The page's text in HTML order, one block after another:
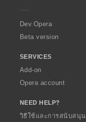
a
Dev.Opera
Beta version
SERVICES
Add-on
Opera account
NEED HELP?
วิธีใช้และการสนับสนุน